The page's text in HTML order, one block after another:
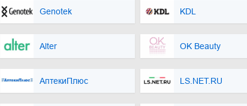
Genotek KDL
Alter OK Beauty
АптекиПлюс LS.NET.RU